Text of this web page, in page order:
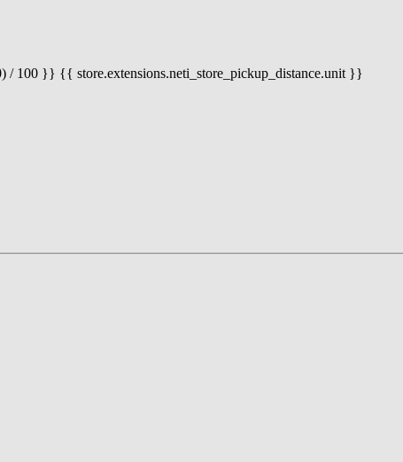
/ 100 }} {{ store.extensions.neti_store_pickup_distance.unit }}